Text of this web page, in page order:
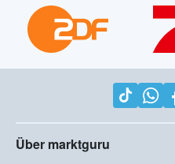
Über marktguru